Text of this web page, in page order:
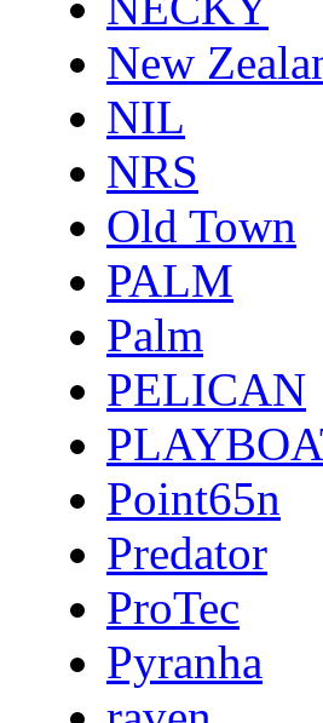
New
NIL
NRS
Old Town
PALM
Palm
PELICAN
Point65n
Predator
ProTec
Pyranha